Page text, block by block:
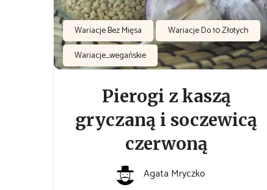
Wariacje Bez Mięsa
Wariacje Do 10 Złotych
Wariacje_wegańskie
Pierogi z kaszą
gryczaną i soczewicą
czerwoną
Agata Mryczko